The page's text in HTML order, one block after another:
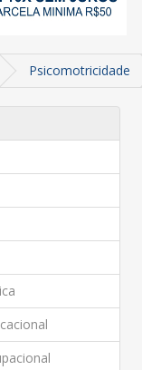
Psicomotricidade